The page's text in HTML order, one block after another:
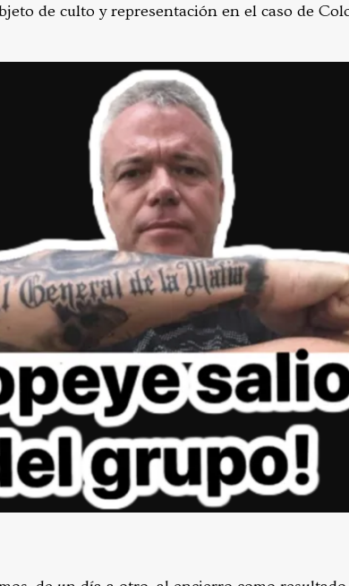
de culto y representación en el caso de